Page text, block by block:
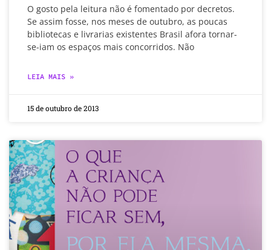
O gosto pela leitura não é fomentado por decretos.
Se assim fosse, nos meses de outubro, as poucas
bibliotecas e livrarias existentes Brasil afora tornar-
se-iam os espaços mais concorridos. Não
LEIA MAIS »
15 de outubro de 2013